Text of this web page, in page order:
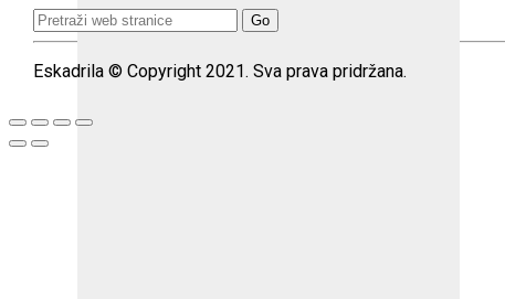
Search
for:
Eskadrila © Copyright 2021. Sva prava pridržana.